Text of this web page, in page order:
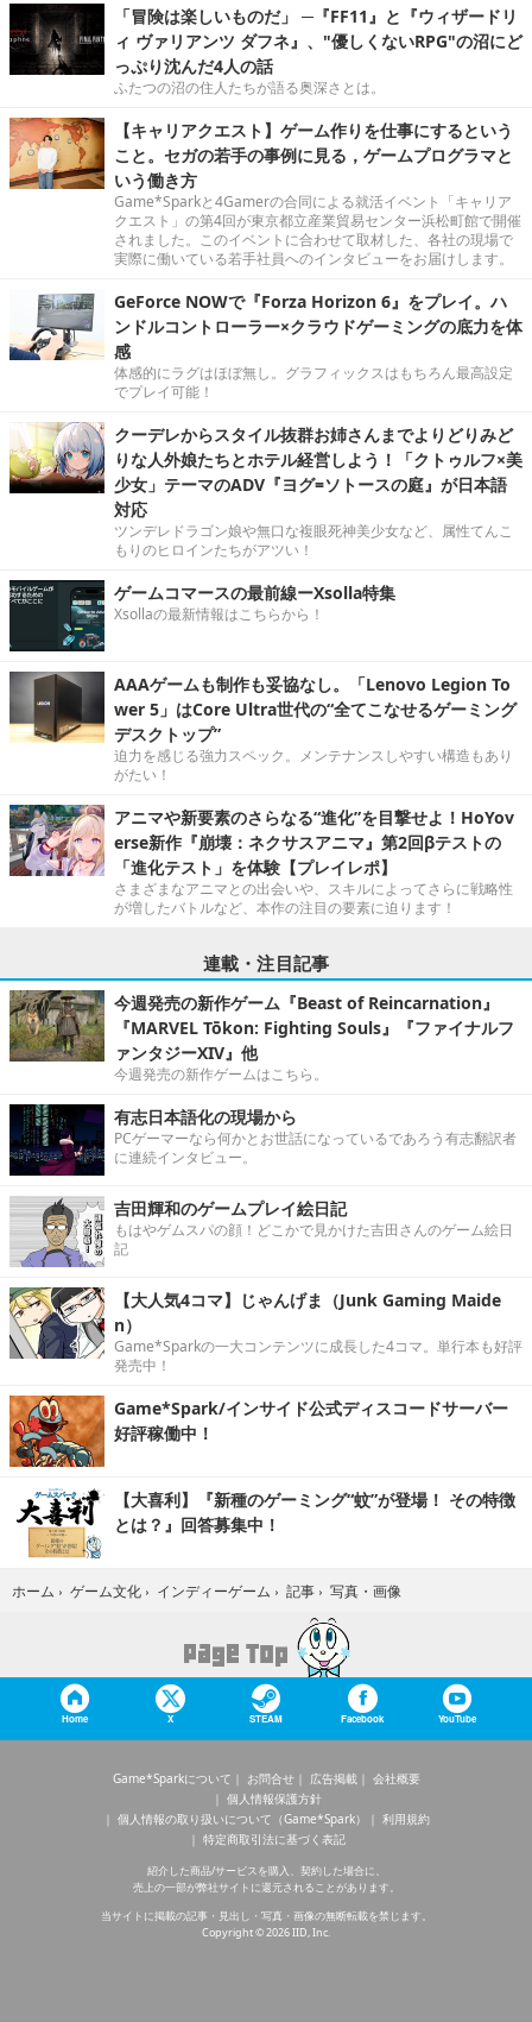
「冒険は楽しいものだ」 ─『FF11』と『ウィザードリ
ィ ヴァリアンツ ダフネ』、"優しくないRPG"の沼にど
っぷり沈んだ4人の話
ふたつの沼の住人たちが語る奥深さとは。
【キャリアクエスト】ゲーム作りを仕事にするという
こと。セガの若手の事例に見る，ゲームプログラマと
いう働き方
Game*Sparkと4Gamerの合同による就活イベント「キャリア
クエスト」の第4回が東京都立産業貿易センター浜松町館で開催
されました。このイベントに合わせて取材した、各社の現場で
実際に働いている若手社員へのインタビューをお届けします。
GeForce NOWで『Forza Horizon 6』をプレイ。ハ
ンドルコントローラー×クラウドゲーミングの底力を体
感
体感的にラグはほぼ無し。グラフィックスはもちろん最高設定
でプレイ可能！
クーデレからスタイル抜群お姉さんまでよりどりみど
りな人外娘たちとホテル経営しよう！「クトゥルフ×美
少女」テーマのADV『ヨグ=ソトースの庭』が日本語
対応
ツンデレドラゴン娘や無口な複眼死神美少女など、属性てんこ
もりのヒロインたちがアツい！
ゲームコマースの最前線ーXsolla特集
Xsollaの最新情報はこちらから！
AAAゲームも制作も妥協なし。「Lenovo Legion To
wer 5」はCore Ultra世代の“全てこなせるゲーミング
デスクトップ”
迫力を感じる強力スペック。メンテナンスしやすい構造もあり
がたい！
アニマや新要素のさらなる“進化”を目撃せよ！HoYov
erse新作『崩壊：ネクサスアニマ』第2回βテストの
「進化テスト」を体験【プレイレポ】
さまざまなアニマとの出会いや、スキルによってさらに戦略性
が増したバトルなど、本作の注目の要素に迫ります！
連載・注目記事
今週発売の新作ゲーム『Beast of Reincarnation』
『MARVEL Tōkon: Fighting Souls』『ファイナルフ
ァンタジーXIV』他
今週発売の新作ゲームはこちら。
有志日本語化の現場から
PCゲーマーなら何かとお世話になっているであろう有志翻訳者
に連続インタビュー。
吉田輝和のゲームプレイ絵日記
もはやゲムスパの顔！どこかで見かけた吉田さんのゲーム絵日
記
【大人気4コマ】じゃんげま（Junk Gaming Maide
n）
Game*Sparkの一大コンテンツに成長した4コマ。単行本も好評
発売中！
Game*Spark/インサイド公式ディスコードサーバー
好評稼働中！
【大喜利】『新種のゲーミング“蚊”が登場！ その特徴
とは？』回答募集中！
ホーム › ゲーム文化 › インディーゲーム › 記事 › 写真・画像
Home X STEAM Facebook YouTube
Game*Sparkについて お問合せ 広告掲載
会社概要
個人情報保護方針
個人情報の取り扱いについて（Game*Spark）
利用規約
特定商取引法に基づく表記
紹介した商品/サービスを購入、契約した場合に、
売上の一部が弊社サイトに還元されることがあります。
当サイトに掲載の記事・見出し・写真・画像の無断転載を禁じます。
Copyright © 2026 IID, Inc.